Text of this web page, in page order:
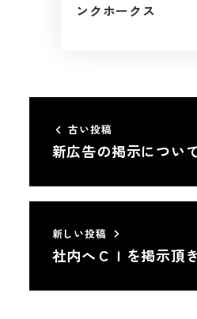
ンクホークス
古い投稿
新広告の掲示につい
新しい投稿
社内へＣＩを掲示頂